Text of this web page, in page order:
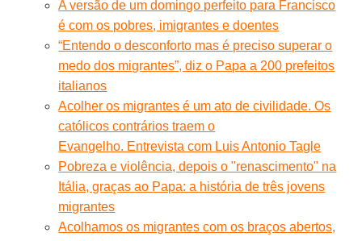
A versão de um domingo perfeito para Francisco
é com os pobres, imigrantes e doentes
“Entendo o desconforto mas é preciso superar o
medo dos migrantes”, diz o Papa a 200 prefeitos
italianos
Acolher os migrantes é um ato de civilidade. Os
católicos contrários traem o
Evangelho. Entrevista com Luis Antonio Tagle
Pobreza e violência, depois o "renascimento" na
Itália, graças ao Papa: a história de três jovens
migrantes
Acolhamos os migrantes com os braços abertos,